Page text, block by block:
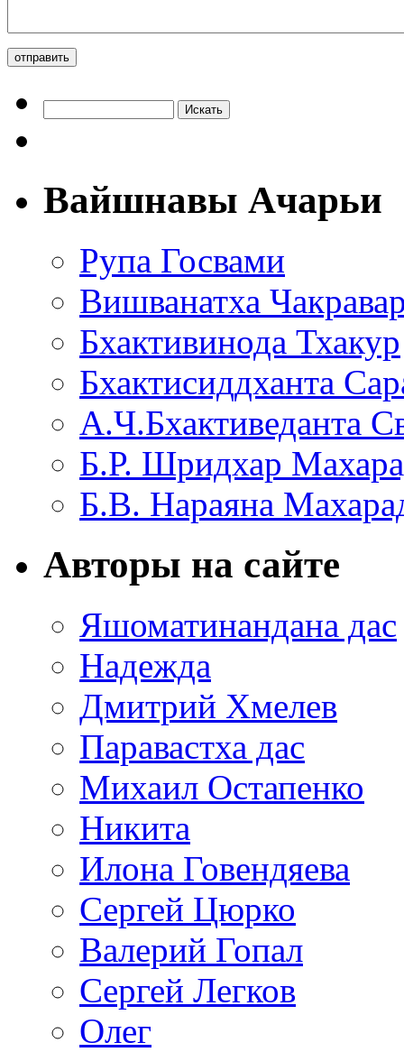
Вайшнавы Ачарьи
Рупа Госвами
Вишванатха
Бхактивинода Тхакур
Бхактисиддханта
А.Ч.Бхактиведанта
Б.Р. Шридхар
Б.В. Нараяна
Авторы на сайте
Яшоматинандана дас
Надежда
Дмитрий Хмелев
Паравастха дас
Михаил Остапенко
Никита
Илона Говендяева
Сергей Цюрко
Валерий Гопал
Сергей Легков
Олег